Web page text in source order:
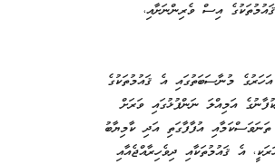
އިސް ވެރިންނަށާއި،
މުނާސަބަތުގައި އެ ޤައުމުތަކުގެ
އަމިއްލަ ނަންފުޅުގައި ވަރަށް
އުފާފާގަތި އަދި ކާމިޔާބު
އެ ޤައުމުތަކާއި ދިވެހިރާއްޖެއާއި